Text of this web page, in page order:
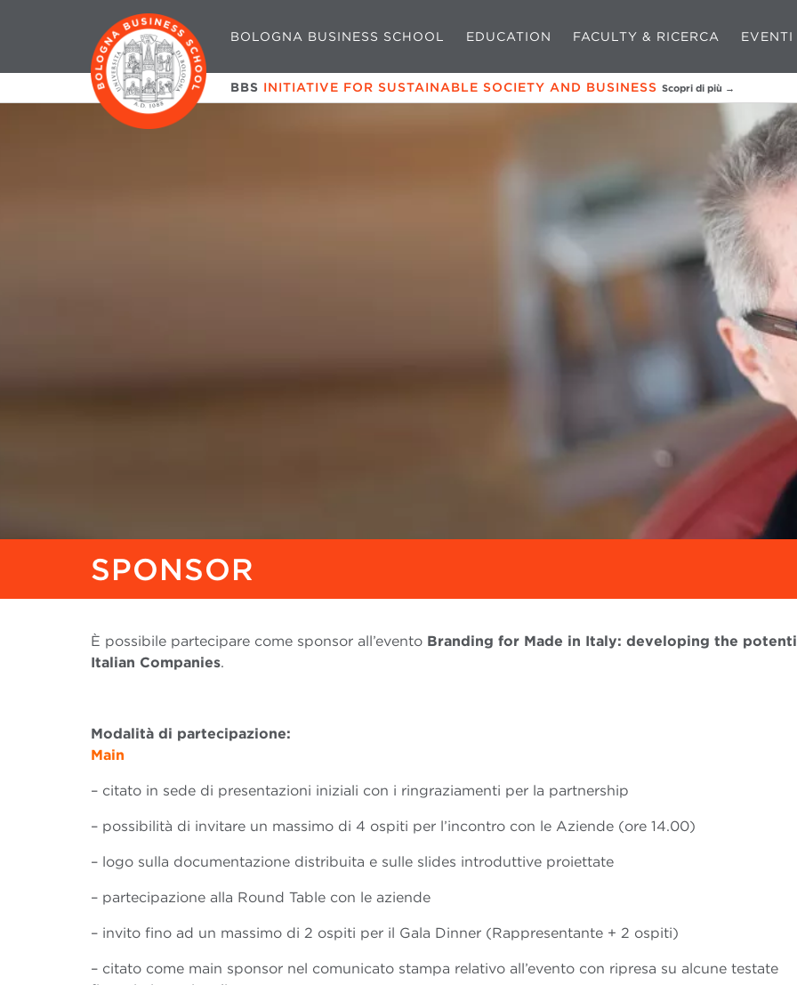
BOLOGNA BUSINESS SCHOOL EDUCATION FACULTY & RICERCA EVENTI
BBS INITIATIVE FOR SUSTAINABLE SOCIETY AND BUSINESS Scopri di più →
SPONSOR
È possibile partecipare come sponsor all’evento Branding for Made in Italy: developing the
Italian Companies.
Modalità di partecipazione:
Main
– citato in sede di presentazioni iniziali con i ringraziamenti per la partnership
– possibilità di invitare un massimo di 4 ospiti per l’incontro con le Aziende (ore 14.00)
– logo sulla documentazione distribuita e sulle slides introduttive proiettate
– partecipazione alla Round Table con le aziende
– invito fino ad un massimo di 2 ospiti per il Gala Dinner (Rappresentante + 2 ospiti)
– citato come main sponsor nel comunicato stampa relativo all’evento con ripresa su alcune testate